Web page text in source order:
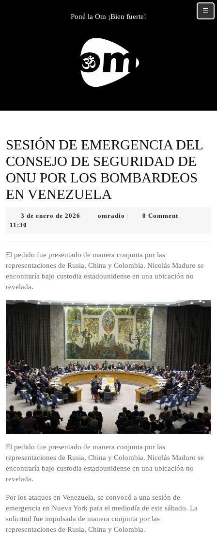
Poné la Om ¡Bien fuerte!
SESIÓN DE EMERGENCIA DEL
CONSEJO DE SEGURIDAD DE
ONU POR LOS BOMBARDEOS
EN VENEZUELA
3 de enero de 2026
2026
omradio omradio0 Comment
11:30
El pedido fue presentado de manera conjunta por las
representaciones de Rusia, China y Colombia. Nicolás Maduro se
encontraría bajo custodia estadounidense en una ubicación no
revelada.
El pedido fue presentado de manera conjunta por las
representaciones de Rusia, China y Colombia. Nicolás Maduro se
encontraría bajo custodia estadounidense en una ubicación no
revelada.
Por los ataques en Venezuela, se convocó a una sesión de
emergencia en Nueva York para el mediodía de este sábado. La
solicitud fue impulsada de manera conjunta por las
representaciones de Rusia, China y Colombia.
☰